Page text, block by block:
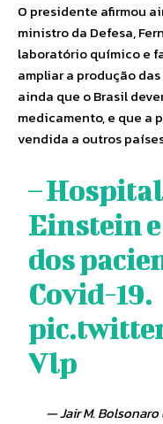
O presidente afirmou
ministro da Defesa,
laboratório químico e
ampliar a produção
ainda que o Brasil
medicamento, e que a
vendida a outros
–
Einstein
dos
Covid-19.
Vlp
— Jair M.